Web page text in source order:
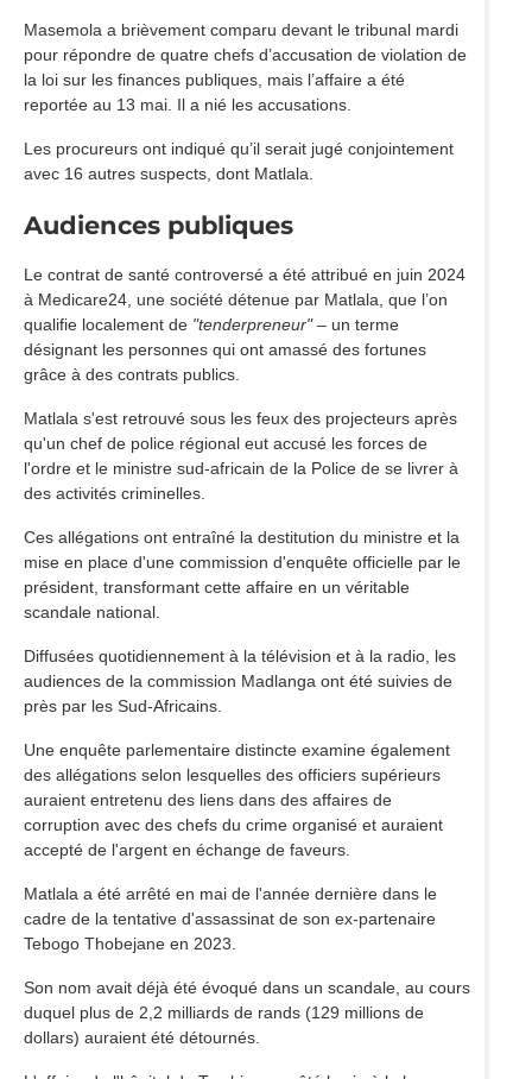
Masemola a brièvement comparu devant le tribunal mardi
pour répondre de quatre chefs d’accusation de violation de
la loi sur les finances publiques, mais l’affaire a été
reportée au 13 mai. Il a nié les accusations.
Les procureurs ont indiqué qu’il serait jugé conjointement
avec 16 autres suspects, dont Matlala.
Audiences publiques
Le contrat de santé controversé a été attribué en juin 2024
à Medicare24, une société détenue par Matlala, que l’on
qualifie localement de "tenderpreneur"– un terme
désignant les personnes qui ont amassé des fortunes
grâce à des contrats publics.
Matlala s'est retrouvé sous les feux des projecteurs après
qu'un chef de police régional eut accusé les forces de
l'ordre et le ministre sud-africain de la Police de se livrer à
des activités criminelles.
Ces allégations ont entraîné la destitution du ministre et la
mise en place d'une commission d'enquête officielle par le
président, transformant cette affaire en un véritable
scandale national.
Diffusées quotidiennement à la télévision et à la radio, les
audiences de la commission Madlanga ont été suivies de
près par les Sud-Africains.
Une enquête parlementaire distincte examine également
des allégations selon lesquelles des officiers supérieurs
auraient entretenu des liens dans des affaires de
corruption avec des chefs du crime organisé et auraient
accepté de l'argent en échange de faveurs.
Matlala a été arrêté en mai de l'année dernière dans le
cadre de la tentative d'assassinat de son ex-partenaire
Tebogo Thobejane en 2023.
Son nom avait déjà été évoqué dans un scandale, au cours
duquel plus de 2,2 milliards de rands (129 millions de
dollars) auraient été détournés.